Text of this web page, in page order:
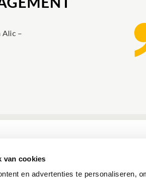
van cookies
en advertenties te personaliseren,
Alic –
GERELATEERD